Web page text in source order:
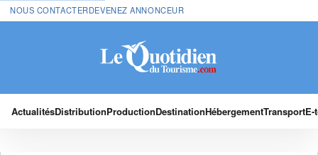
NOUS CONTACTERDEVENEZ ANNONCEUR
ActualitésDistributionProductionDestinationHébergementTransport